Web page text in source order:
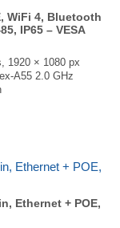
WiFi 4, Bluetooth
IP65 – VESA
1920 × 1080 px
A55 2.0 GHz
Ethernet + POE,